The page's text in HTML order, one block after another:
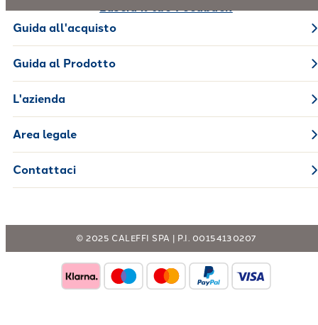
Lascia il tuo Feedback
Guida all'acquisto
Guida al Prodotto
L'azienda
Area legale
Contattaci
© 2025 CALEFFI SPA | P.I. 00154130207